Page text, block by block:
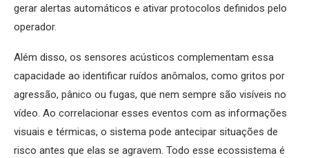
gerar alertas automáticos e ativar protocolos definidos pelo
operador.
Além disso, os sensores acústicos complementam essa
capacidade ao identificar ruídos anômalos, como gritos por
agressão, pânico ou fugas, que nem sempre são visíveis no
vídeo. Ao correlacionar esses eventos com as informações
visuais e térmicas, o sistema pode antecipar situações de
risco antes que elas se agravem. Todo esse ecossistema é